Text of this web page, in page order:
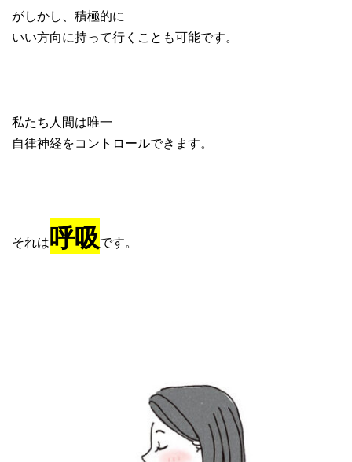
がしかし、積極的に
いい方向に持って行くことも可能です。
私たち人間は唯一
自律神経をコントロールできます。
それは呼吸です。